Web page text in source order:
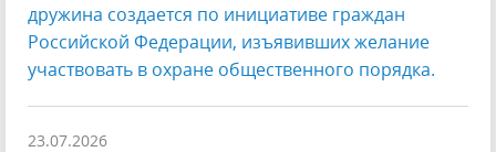
дружина создается по инициативе граждан
Российской Федерации, изъявивших желание
участвовать в охране общественного порядка.
23.07.2026